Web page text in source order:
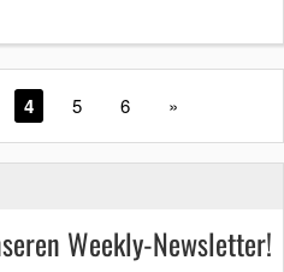
4 5 6 »
Weekly-Newsletter!